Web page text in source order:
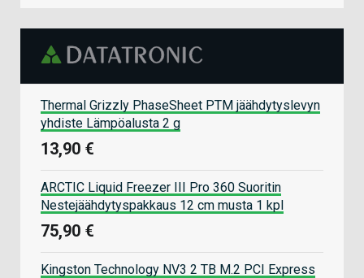
Thermal Grizzly PhaseSheet PTM jäähdytyslevyn
yhdiste Lämpöalusta 2 g
13,90 €
ARCTIC Liquid Freezer III Pro 360 Suoritin
Nestejäähdytyspakkaus 12 cm musta 1 kpl
75,90 €
Kingston Technology NV3 2 TB M.2 PCI Express